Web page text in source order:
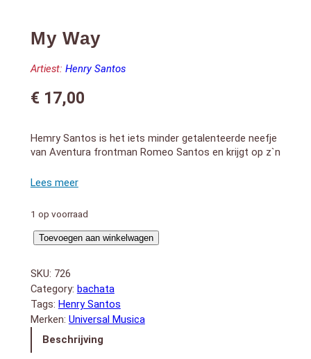
My Way
Artiest: Henry Santos
€17,00
Hemry Santos is het iets minder getalenteerde neefje
van Aventura frontman Romeo Santos en krijgt op z`n
leden Max Y Lenny Santos, waardoor z`n geluid dicht
Siempre” en titeltrack “My Way”.
1. Prologo
2. My Way
4. La Vida (with Maffio)
5. Mi Poesia
6. Besame Siempre
7. Tu, Yo & El DJ
8. No Se Vivir Sin Ti
9. Vuelve Conmigo
1 op voorraad
My
aantal
Toevoegen aan winkelwagen
SKU: 726
Category: bachata
Tags: Henry Santos
Merken: Universal Musica
Beschrijving